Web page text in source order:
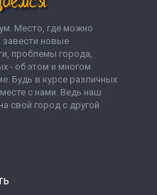
Место, где можно
завести новые
проблемы города,
- об этом и многом
Будь в курсе различных
с нами. Ведь наш
свой город с другой